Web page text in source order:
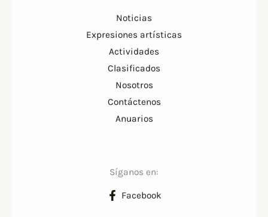
Noticias
Expresiones artísticas
Actividades
Clasificados
Nosotros
Contáctenos
Anuarios
Síganos en:
Facebook